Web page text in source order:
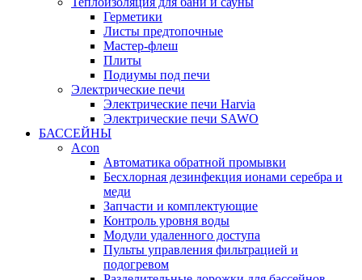
Герметики
Листы предтопочные
Мастер-флеш
Плиты
Подиумы под печи
Электрические печи
Электрические печи Harvia
Электрические печи SAWO
БАССЕЙНЫ
Acon
Автоматика обратной промывки
Беcхлорная дезинфекция ионами серебра и
меди
Запчасти и комплектующие
Контроль уровня воды
Модули удаленного доступа
Пульты управления фильтрацией и
подогревом